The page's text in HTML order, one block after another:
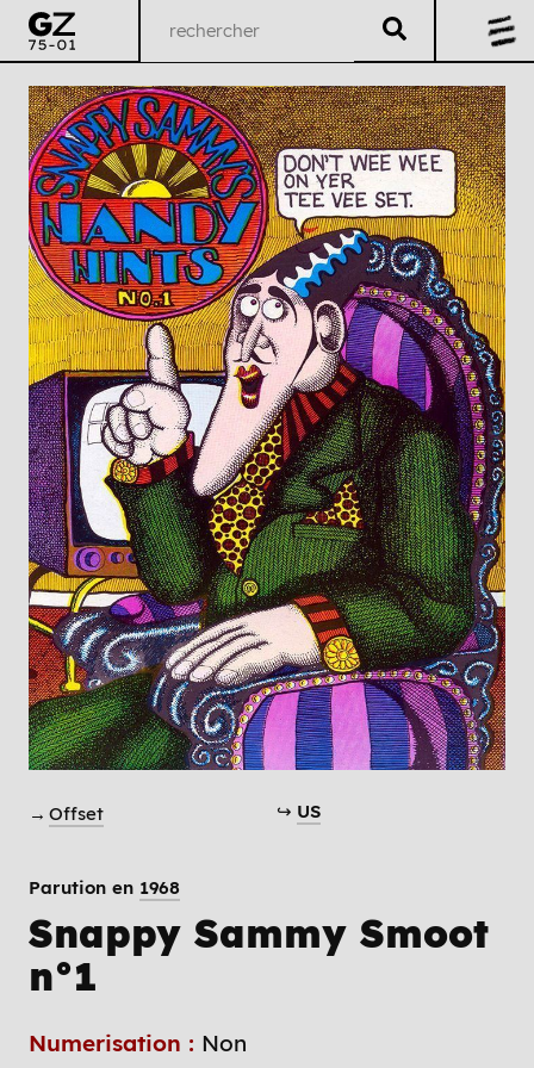
→ Offset ↪ US
Parution en 1968
Snappy Sammy Smoot
n°1
Numerisation : Non